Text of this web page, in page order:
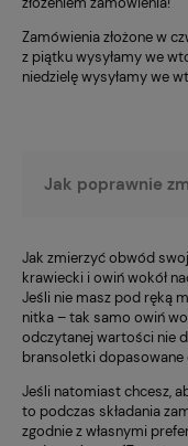
Zamówienia złożone w
z piątku wysyłamy we
niedzielę wysyłamy we
Jak poprawnie
Jak zmierzyć obwód
krawiecki i owiń wokół
Jeśli nie masz pod ręką
nitka – tak samo owiń
odczytanej wartości nie
bransoletki dopasowane
Jeśli natomiast chcesz,
to podczas składania
zgodnie z własnymi